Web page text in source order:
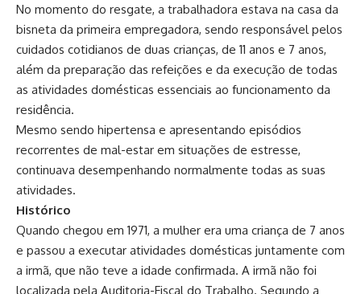
No momento do resgate, a trabalhadora estava na casa da
bisneta da primeira empregadora, sendo responsável pelos
cuidados cotidianos de duas crianças, de 11 anos e 7 anos,
além da preparação das refeições e da execução de todas
as atividades domésticas essenciais ao funcionamento da
residência.
Mesmo sendo hipertensa e apresentando episódios
recorrentes de mal-estar em situações de estresse,
continuava desempenhando normalmente todas as suas
atividades.
Histórico
Quando chegou em 1971, a mulher era uma criança de 7 anos
e passou a executar atividades domésticas juntamente com
a irmã, que não teve a idade confirmada. A irmã não foi
localizada pela Auditoria-Fiscal do Trabalho. Segundo a